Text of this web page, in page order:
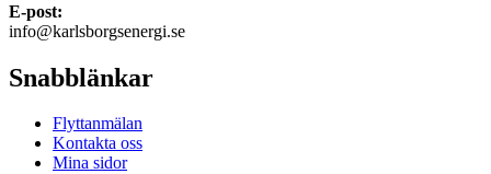
E-post:
info@karlsborgsenergi.se
Snabblänkar
Flyttanmälan
Kontakta oss
Mina sidor